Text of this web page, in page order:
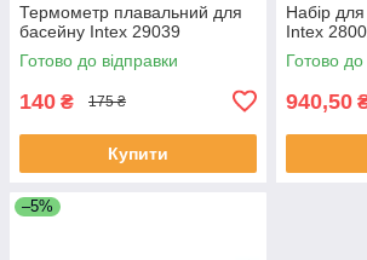
Термометр плавальний для
басейну Intex 29039
Готово до відправки
140 ₴ 175 ₴
Купити
Набір
Intex
Готово до
940,50
–5%